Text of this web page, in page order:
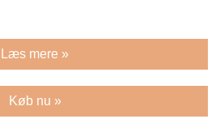
Læs mere »
Køb nu »